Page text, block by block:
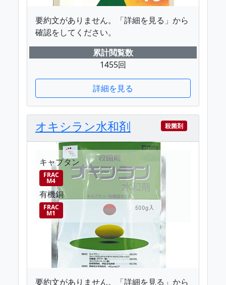
要約文がありません。「詳細を見る」から
確認をしてください。
累計閲覧数
1455回
詳細を見る
オキシラン水和剤 殺菌剤
キャプタン
FRAC
M4
有機銅
FRAC
M1
要約文がありません。「詳細を見る」から